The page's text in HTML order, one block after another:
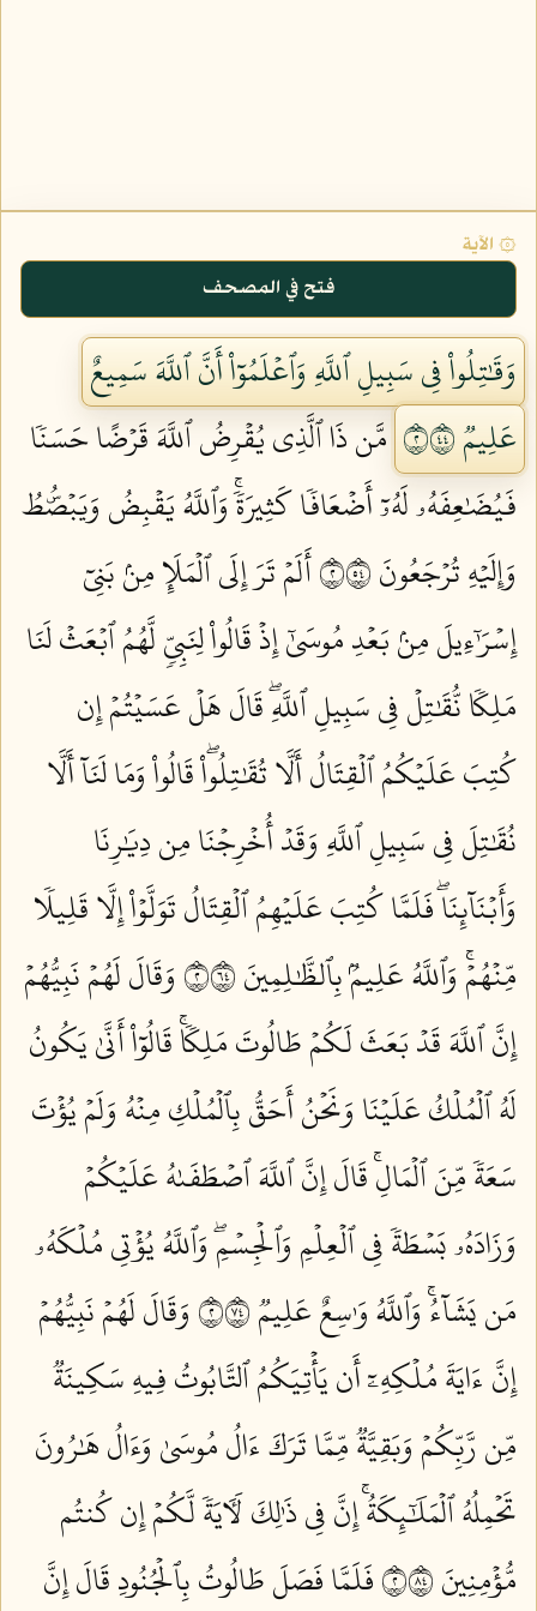
۞ الآية
فتح في المصحف
وَقَٰتِلُواْ فِي سَبِيلِ ٱللَّهِ وَٱعۡلَمُوٓاْ أَنَّ ٱللَّهَ سَمِيعٌ
عَلِيمٞ ٢٤٤
مَّن ذَا ٱلَّذِي يُقۡرِضُ ٱللَّهَ قَرۡضًا حَسَنٗا
فَيُضَٰعِفَهُۥ لَهُۥٓ أَضۡعَافٗا كَثِيرَةٗۚ وَٱللَّهُ يَقۡبِضُ وَيَبۡصُۜطُ
وَإِلَيۡهِ تُرۡجَعُونَ ٢٤٥
أَلَمۡ تَرَ إِلَى ٱلۡمَلَإِ مِنۢ بَنِيٓ
إِسۡرَٰٓءِيلَ مِنۢ بَعۡدِ مُوسَىٰٓ إِذۡ قَالُواْ لِنَبِيّٖ لَّهُمُ ٱبۡعَثۡ لَنَا
مَلِكٗا نُّقَٰتِلۡ فِي سَبِيلِ ٱللَّهِۖ قَالَ هَلۡ عَسَيۡتُمۡ إِن
كُتِبَ عَلَيۡكُمُ ٱلۡقِتَالُ أَلَّا تُقَٰتِلُواْۖ قَالُواْ وَمَا لَنَآ أَلَّا
نُقَٰتِلَ فِي سَبِيلِ ٱللَّهِ وَقَدۡ أُخۡرِجۡنَا مِن دِيَٰرِنَا
وَأَبۡنَآئِنَاۖ فَلَمَّا كُتِبَ عَلَيۡهِمُ ٱلۡقِتَالُ تَوَلَّوۡاْ إِلَّا قَلِيلٗا
مِّنۡهُمۡۚ وَٱللَّهُ عَلِيمُۢ بِٱلظَّٰلِمِينَ ٢٤٦
وَقَالَ لَهُمۡ نَبِيُّهُمۡ
إِنَّ ٱللَّهَ قَدۡ بَعَثَ لَكُمۡ طَالُوتَ مَلِكٗاۚ قَالُوٓاْ أَنَّىٰ يَكُونُ
لَهُ ٱلۡمُلۡكُ عَلَيۡنَا وَنَحۡنُ أَحَقُّ بِٱلۡمُلۡكِ مِنۡهُ وَلَمۡ يُؤۡتَ
سَعَةٗ مِّنَ ٱلۡمَالِۚ قَالَ إِنَّ ٱللَّهَ ٱصۡطَفَىٰهُ عَلَيۡكُمۡ
وَزَادَهُۥ بَسۡطَةٗ فِي ٱلۡعِلۡمِ وَٱلۡجِسۡمِۖ وَٱللَّهُ يُؤۡتِي مُلۡكَهُۥ
مَن يَشَآءُۚ وَٱللَّهُ وَٰسِعٌ عَلِيمٞ ٢٤٧
وَقَالَ لَهُمۡ نَبِيُّهُمۡ
إِنَّ ءَايَةَ مُلۡكِهِۦٓ أَن يَأۡتِيَكُمُ ٱلتَّابُوتُ فِيهِ سَكِينَةٞ
مِّن رَّبِّكُمۡ وَبَقِيَّةٞ مِّمَّا تَرَكَ ءَالُ مُوسَىٰ وَءَالُ هَٰرُونَ
تَحۡمِلُهُ ٱلۡمَلَٰٓئِكَةُۚ إِنَّ فِي ذَٰلِكَ لَأٓيَةٗ لَّكُمۡ إِن كُنتُم
مُّؤۡمِنِينَ ٢٤٨
فَلَمَّا فَصَلَ طَالُوتُ بِٱلۡجُنُودِ قَالَ إِنَّ